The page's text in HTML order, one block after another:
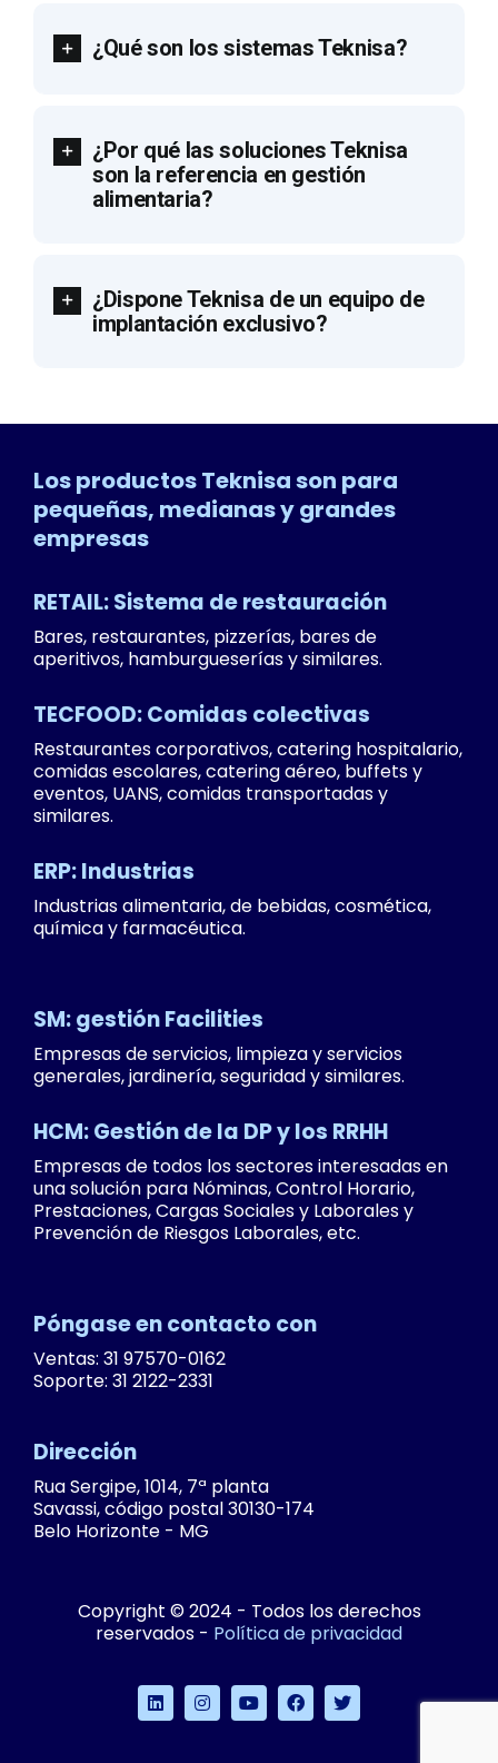
¿Qué son los sistemas Teknisa?
¿Por qué las soluciones Teknisa
son la referencia en gestión
alimentaria?
¿Dispone Teknisa de un equipo de
implantación exclusivo?
Los productos Teknisa son para
pequeñas, medianas y grandes
empresas
RETAIL: Sistema de restauración
Bares, restaurantes, pizzerías, bares de
aperitivos, hamburgueserías y similares.
TECFOOD: Comidas colectivas
Restaurantes corporativos, catering hospitalario,
comidas escolares, catering aéreo, buffets y
eventos, UANS, comidas transportadas y
similares.
ERP: Industrias
Industrias alimentaria, de bebidas, cosmética,
química y farmacéutica.
SM: gestión Facilities
Empresas de servicios, limpieza y servicios
generales, jardinería, seguridad y similares.
HCM: Gestión de la DP y los RRHH
Empresas de todos los sectores interesadas en
una solución para Nóminas, Control Horario,
Prestaciones, Cargas Sociales y Laborales y
Prevención de Riesgos Laborales, etc.
Póngase en contacto con
Ventas: 31 97570-0162
Soporte: 31 2122-2331
Dirección
Rua Sergipe, 1014, 7ª planta
Savassi, código postal 30130-174
Belo Horizonte - MG
Copyright © 2024 - Todos los derechos
reservados - Política de privacidad